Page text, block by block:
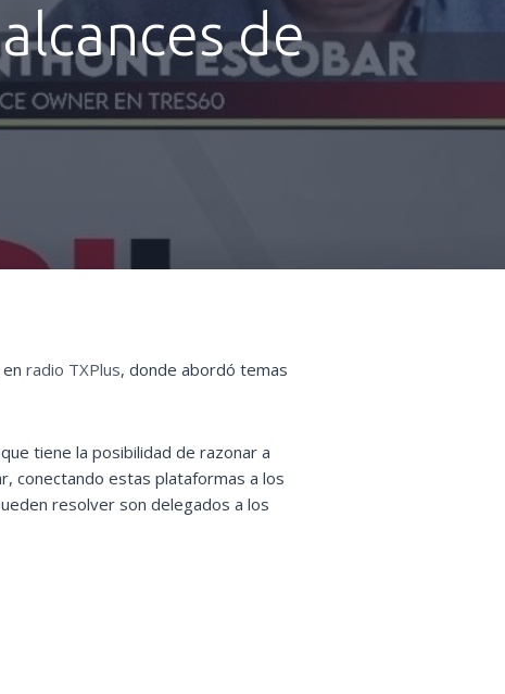
de
radio TXPlus, donde abordó temas
tiene la posibilidad de razonar a
conectando estas plataformas a los
resolver son delegados a los